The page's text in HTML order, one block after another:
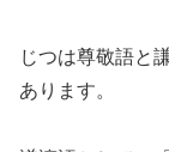
じつは尊敬語と
あります。